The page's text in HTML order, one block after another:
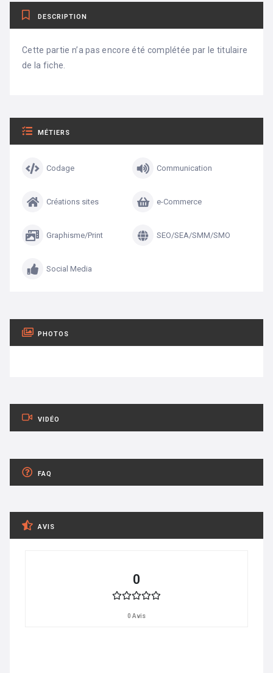
DESCRIPTION
Cette partie n’a pas encore été complétée par le titulaire
de la fiche.
MÉTIERS
Codage Communication
Créations sites e-Commerce
Graphisme/Print SEO/SEA/SMM/SMO
Social Media
PHOTOS
VIDÉO
FAQ
AVIS
0
0 Avis